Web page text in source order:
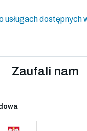
usługach dostępnych
Zaufali nam